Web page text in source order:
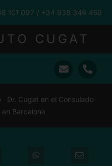
101 092 / +34 938 346 450
CUGAT
Dr. Cugat en el Consulado
en Barcelona